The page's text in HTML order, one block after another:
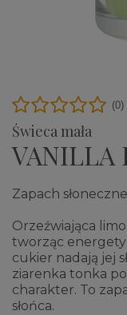
Świeca mała
VANILLA
(0)
Zapach
Orzeźwiająca
tworząc
cukier nadają jej
ziarenka tonka
charakter. To
słońca.